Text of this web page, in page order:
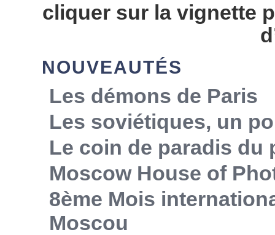
cliquer sur la vignette
NOUVEAUTÉS
Les démons de Paris
Les soviétiques, un
Le coin de paradis du
Moscow House of
8ème Mois
Moscou